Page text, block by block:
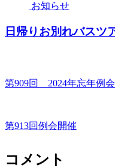
お知らせ
日帰りお別れバスツ
第909回 2024年忘年例
第913回例会開催
コメント